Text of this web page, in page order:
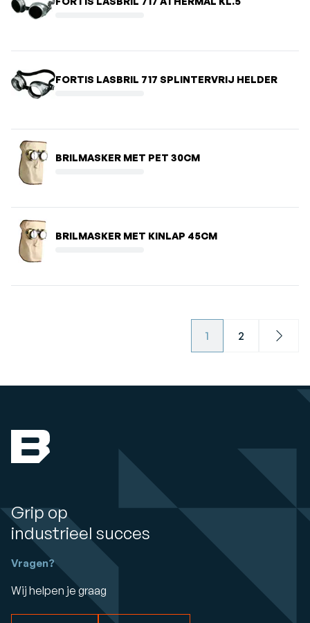
FORTIS LASBRIL 717 SPLINTERVRIJ HELDER
BRILMASKER MET PET 30CM
BRILMASKER MET KINLAP 45CM
1 2 Next
Grip op
industrieel succes
Vragen?
Wij helpen je graag